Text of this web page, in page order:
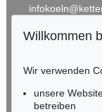
Auktion 496 - Lot
Ohne Titel (Farbraumkörper)
,
Ergebnis:€
RHEINLAND-
Miriam Heß
Tel.: +49 (0)62
Willkommen
Wir verwenden
unsere
betreiben